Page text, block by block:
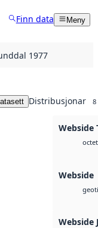
Finn data Meny
1977
Distribusjonar 8
Webside
octet
Webside
Webside